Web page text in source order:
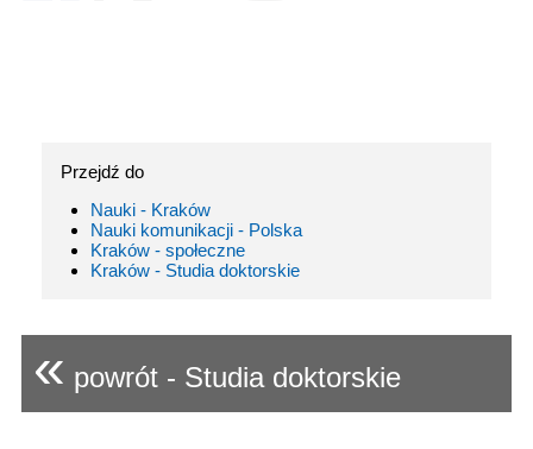
Przejdź do
Nauki - Kraków
Nauki komunikacji - Polska
Kraków - społeczne
Kraków - Studia doktorskie
« powrót - Studia doktorskie